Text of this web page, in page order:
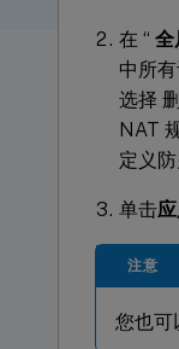
在 “ 全
中所
选择
NAT
定义
单击
注意
您也可